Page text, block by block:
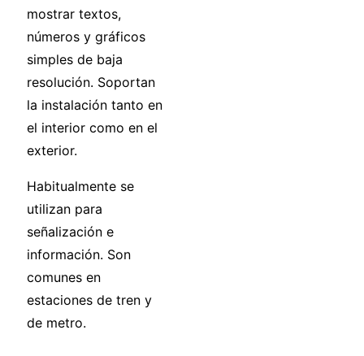
mostrar textos,
números y gráficos
simples de baja
resolución. Soportan
la instalación tanto en
el interior como en el
exterior.
Habitualmente se
utilizan para
señalización e
información. Son
comunes en
estaciones de tren y
de metro.